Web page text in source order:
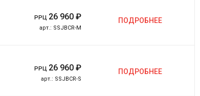
РРЦ 26 960₽
арт.: SSJBCR-M
ПОДРОБНЕЕ
РРЦ 26 960₽
арт.: SSJBCR-S
ПОДРОБНЕЕ